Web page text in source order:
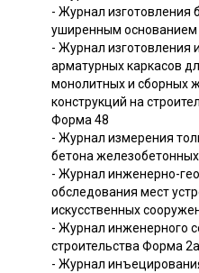
- Журнал изготовления
уширенным
- Журнал изготовления
арматурных каркасов
монолитных и сборных
конструкций на
Форма 48
- Журнал измерения
бетона
- Журнал инженерно-
обследования мест
искусственных
- Журнал инженерного
строительства Форма 2а
- Журнал